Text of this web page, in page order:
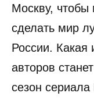
Москву, чтобы
сделать мир
России. Какая
авторов
сезон